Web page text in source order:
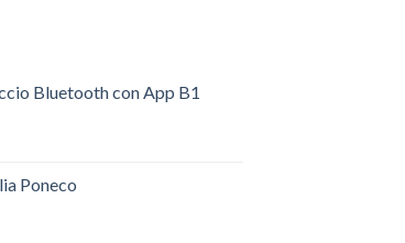
Bluetooth con App B1
Poneco